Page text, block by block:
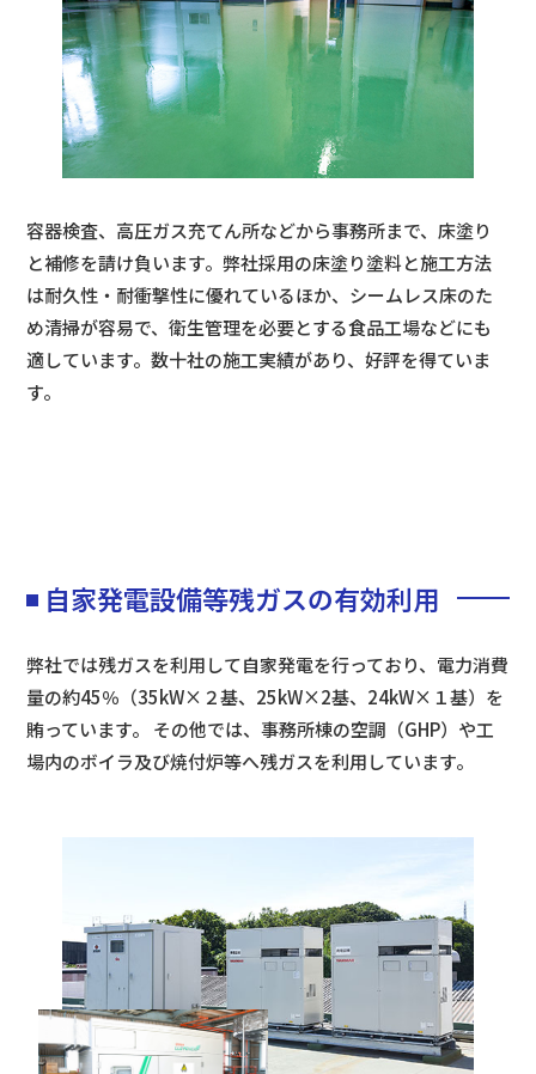
容器検査、高圧ガス充てん所などから事務所まで、床塗り
と補修を請け負います。弊社採用の床塗り塗料と施工方法
は耐久性・耐衝撃性に優れているほか、シームレス床のた
め清掃が容易で、衛生管理を必要とする食品工場などにも
適しています。数十社の施工実績があり、好評を得ていま
す。
自家発電設備等残ガスの有効利用
弊社では残ガスを利用して自家発電を行っており、電力消費
量の約45％（35kW×２基、25kW×2基、24kW×１基）を
賄っています。 その他では、事務所棟の空調（GHP）や工
場内のボイラ及び焼付炉等へ残ガスを利用しています。